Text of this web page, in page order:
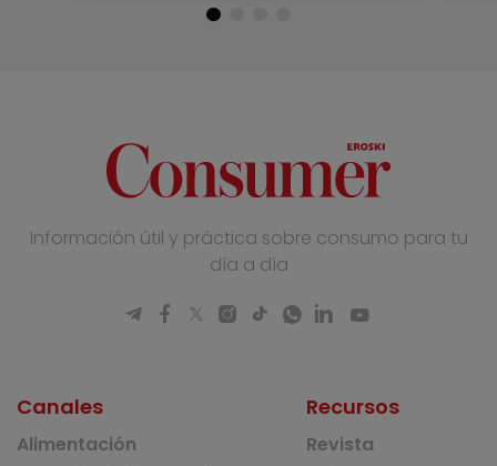
Información útil y práctica sobre consumo para tu
día a día
Canales
Alimentación
Recursos
Revista